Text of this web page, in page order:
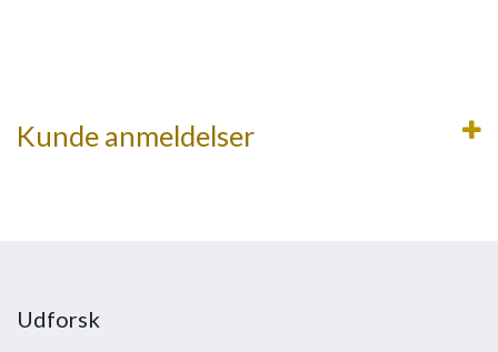
Kunde anmeldelser
Udforsk